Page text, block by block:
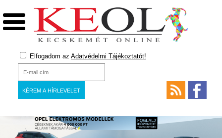
Elfogadom az Adatvédelmi Tájékoztatót!